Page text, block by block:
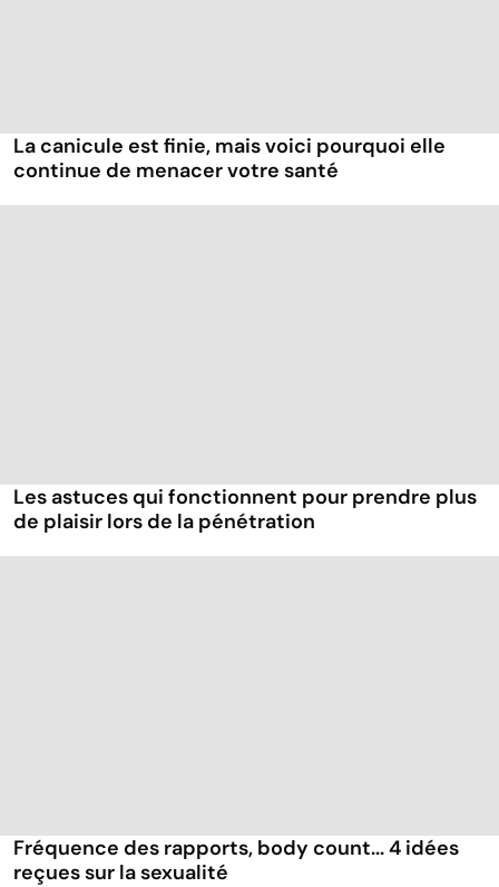
La canicule est finie, mais voici pourquoi elle
continue de menacer votre santé
Les astuces qui fonctionnent pour prendre plus
de plaisir lors de la pénétration
Fréquence des rapports, body count... 4 idées
reçues sur la sexualité